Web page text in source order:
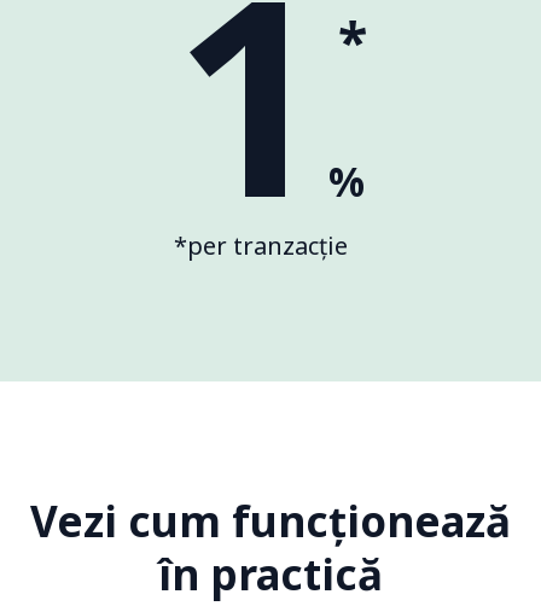
1 %
*
*per tranzacție
Vezi cum funcționează
în practică